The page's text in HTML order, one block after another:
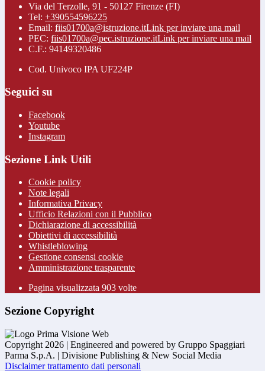
Via del Terzolle, 91 - 50127 Firenze (FI)
Tel: +390554596225
Email: fiis01700a@istruzione.itLink per inviare una mail
PEC: fiis01700a@pec.istruzione.itLink per inviare una mail
C.F.: 94149320486
Cod. Univoco IPA UF224P
Seguici su
Facebook
Youtube
Instagram
Sezione Link Utili
Cookie policy
Note legali
Informativa Privacy
Ufficio Relazioni con il Pubblico
Dichiarazione di accessibilità
Obiettivi di accessibilità
Whistleblowing
Gestione consensi cookie
Amministrazione trasparente
Pagina visualizzata 903 volte
Sezione Copyright
Copyright 2026 | Engineered and powered by Gruppo Spaggiari
Parma S.p.A. | Divisione Publishing & New Social Media
Disclaimer trattamento dati personali